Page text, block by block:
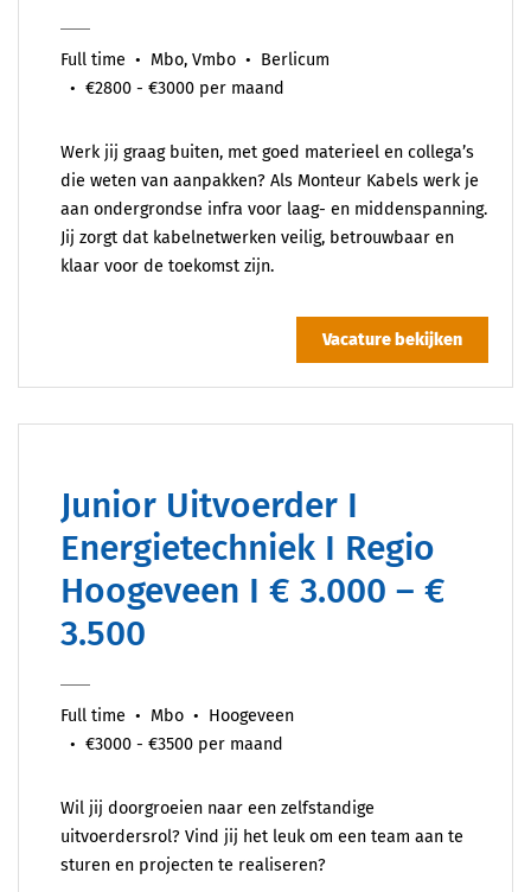
Full time Mbo, Vmbo
Berlicum
€2800 - €3000 per maand
Werk jij graag buiten, met goed materieel en collega’s
die weten van aanpakken? Als Monteur Kabels werk je
aan ondergrondse infra voor laag- en middenspanning.
Jij zorgt dat kabelnetwerken veilig, betrouwbaar en
klaar voor de toekomst zijn.
Vacature bekijken
Junior Uitvoerder I
Energietechniek I Regio
Hoogeveen I € 3.000 – €
3.500
Full time Mbo
Hoogeveen
€3000 - €3500 per maand
Wil jij doorgroeien naar een zelfstandige
uitvoerdersrol? Vind jij het leuk om een team aan te
sturen en projecten te realiseren?